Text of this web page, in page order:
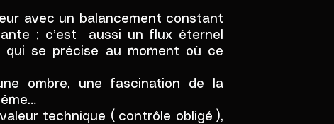
avec un balancement constant
; c’est aussi un flux éternel
qui se précise au moment où ce
ombre, une fascination de la
technique ( contrôle obligé ),